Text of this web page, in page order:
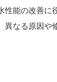
能の改善に
なる原因